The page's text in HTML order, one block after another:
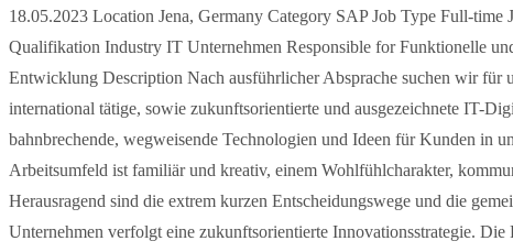
18.05.2023 Location Jena, Germany Category SAP Job Type Full-
Qualifikation Industry IT Unternehmen Responsible for Funktionelle
Entwicklung Description Nach ausführlicher Absprache suchen wir für
international tätige, sowie zukunftsorientierte und ausgezeichnete IT-
bahnbrechende, wegweisende Technologien und Ideen für Kunden in
Arbeitsumfeld ist familiär und kreativ, einem Wohlfühlcharakter,
Herausragend sind die extrem kurzen Entscheidungswege und die
Unternehmen verfolgt eine zukunftsorientierte Innovationsstrategie.